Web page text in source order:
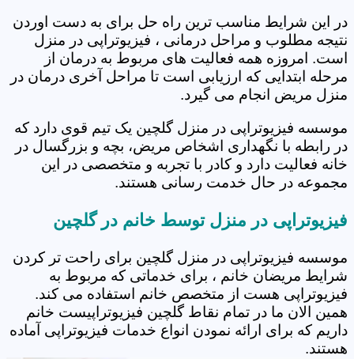
در این شرایط مناسب ترین راه حل برای به دست اوردن
نتیجه مطلوب و مراحل درمانی ، فیزیوتراپی در منزل
است. امروزه همه فعالیت های مربوط به درمان از
مرحله ابتدایی که ارزیابی است تا مراحل آخری درمان در
منزل مریض انجام می گیرد.
موسسه فیزیوتراپی در منزل گلچین یک تیم قوی دارد که
در رابطه با نگهداری اشخاص مریض، بچه و بزرگسال در
خانه فعالیت دارد و کادر با تجربه و متخصصی در این
مجموعه در حال خدمت رسانی هستند.
فیزیوتراپی در منزل توسط خانم در گلچین
موسسه فیزیوتراپی در منزل گلچین برای راحت تر کردن
شرایط مریضان خانم ، برای خدماتی که مربوط به
فیزیوتراپی هست از متخصص خانم استفاده می کند.
همین الان ما در تمام نقاط گلچین فیزیوتراپیست خانم
داریم که برای ارائه نمودن انواع خدمات فیزیوتراپی آماده
هستند.